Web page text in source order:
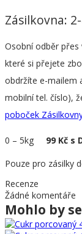
Zásilkovna:
Osobní odběr přes
které si přejete
obdržíte e-mailem
mobilní tel. číslo),
poboček
0 – 5kg 99 Kč s
Pouze pro zásilky
Recenze
Žádné komentáře
Mohlo by